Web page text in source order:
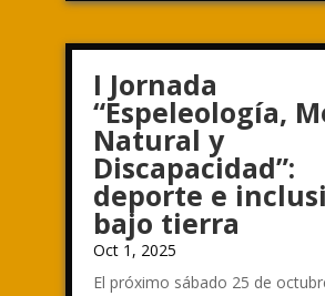
I Jornada
“Espeleología,
Natural y
Discapacidad”:
deporte e
bajo tierra
Oct 1, 2025
El próximo sábado 25 de